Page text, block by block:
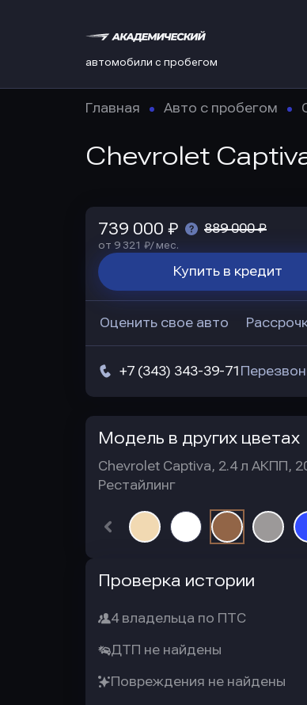
автомобили с пробегом
Главная Авто с пробегом
Chevrolet
739 000 ₽ 889 000 ₽
от 9 321 ₽/ мес.
Купить в кредит
Оценить свое авто
+7 (343) 343-39-71
Модель в других цветах
Chevrolet Captiva, 2.4 л АКПП,
Рестайлинг
Проверка истории
4 владельца по ПТС
ДТП не найдены
Повреждения не найдены